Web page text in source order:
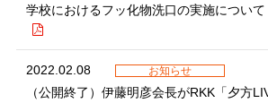
学校におけるフッ化物洗口の実施について
2022.02.08 お知らせ
（公開終了）伊藤明彦会長がRKK「夕方